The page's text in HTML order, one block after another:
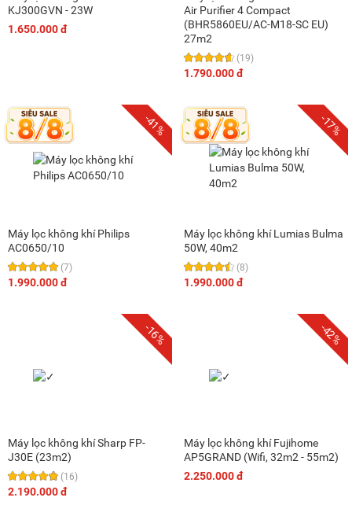
KJ300GVN - 23W
1.650.000 đ
Air Purifier 4 Compact
(BHR5860EU/AC-M18-SC EU)
27m2
(19)
1.790.000 đ
-41%
Máy lọc không khí Philips
AC0650/10
(7)
1.990.000 đ
-17%
Máy lọc không khí Lumias Bulma
50W, 40m2
(8)
1.990.000 đ
-16%
Máy lọc không khí Sharp FP-
J30E (23m2)
(16)
2.190.000 đ
-42%
Máy lọc không khí Fujihome
AP5GRAND (Wifi, 32m2 - 55m2)
2.250.000 đ